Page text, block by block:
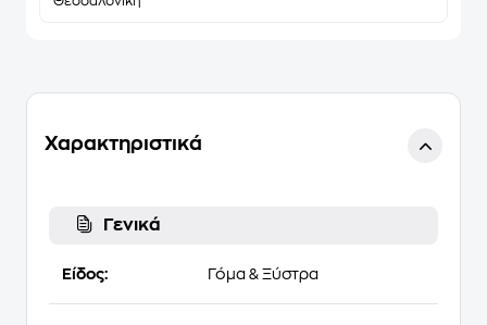
Χαρακτηριστικά
Γενικά
Είδος: Γόμα & Ξύστρα